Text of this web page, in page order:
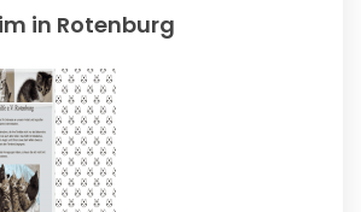
in Rotenburg